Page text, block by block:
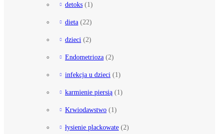
detoks (1)
dieta (22)
dzieci (2)
Endometrioza (2)
infekcja u dzieci (1)
karmienie piersią (1)
Krwiodawstwo (1)
łysienie plackowate (2)